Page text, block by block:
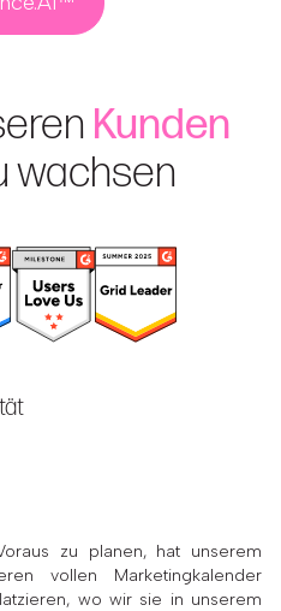
Kunden
wachsen
zu planen, hat unserem
vollen Marketingkalender
wo wir sie in unserem